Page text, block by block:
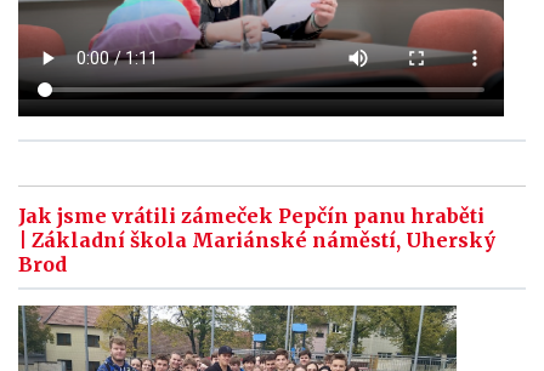
Jak jsme vrátili zámeček Pepčín panu hraběti
| Základní škola Mariánské náměstí, Uherský
Brod